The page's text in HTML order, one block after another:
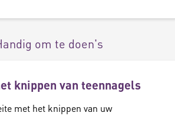
om te doen's
knippen van teennagels
met het knippen van uw